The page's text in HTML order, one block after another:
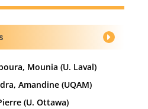
Mounia (U. Laval)
Amandine (UQAM)
(U. Ottawa)